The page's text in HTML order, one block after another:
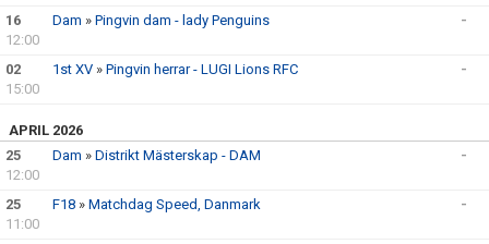
16
12:00
Dam » Pingvin dam - lady Penguins -
02
15:00
1st XV » Pingvin herrar - LUGI Lions RFC -
APRIL 2026
25
12:00
Dam » Distrikt Mästerskap - DAM -
25
11:00
F18 » Matchdag Speed, Danmark -